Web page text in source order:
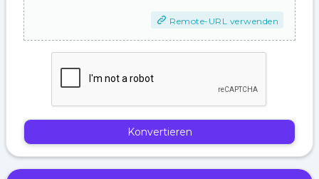
Remote-URL verwenden
Konvertieren